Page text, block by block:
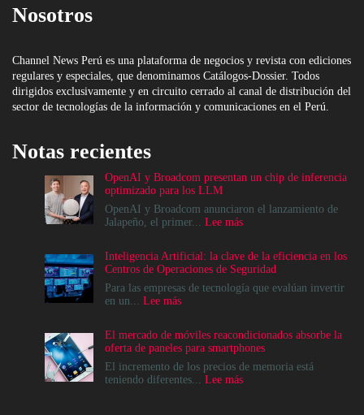
Nosotros
Channel News Perú es una plataforma de negocios y revista con ediciones
regulares y especiales, que denominamos Catálogos-Dossier. Todos
dirigidos exclusivamente y en circuito cerrado al canal de distribución del
sector de tecnologías de la información y comunicaciones en el Perú.
Notas recientes
OpenAI y Broadcom presentan un chip de inferencia
optimizado para los LLM
OpenAI y Broadcom anunciaron el lanzamiento de
Jalapeño, el primer... Lee más:
Broadcom
presentan
un
optimizado
para
los
LLM
Inteligencia Artificial: la clave de la eficiencia en los
Centros de Operaciones de Seguridad
Para las empresas de tecnología que evalúan invertir
en un... Lee más:
la
clave
de
la
El mercado de móviles reacondicionados absorbe la
oferta de paneles para smartphones
El incremento de los precios de memoria está
teniendo diferentes... Lee más: